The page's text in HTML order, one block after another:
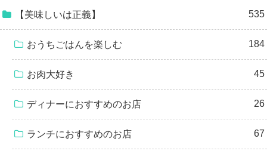
【美味しいは正義】 535
おうちごはんを楽しむ 184
お肉大好き 45
ディナーにおすすめのお店 26
ランチにおすすめのお店 67